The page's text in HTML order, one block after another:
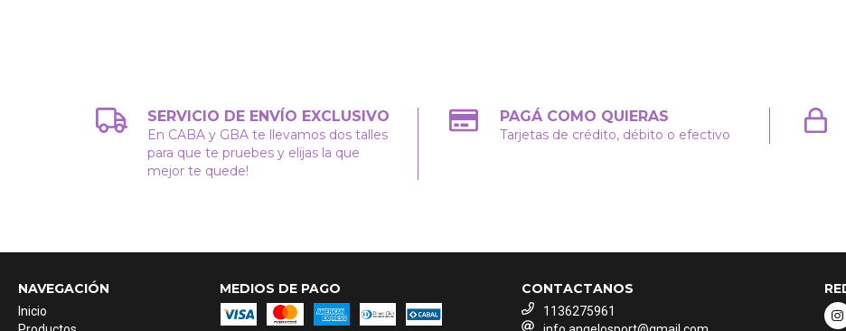
SERVICIO DE ENVÍO EXCLUSIVO
En CABA y GBA te llevamos dos talles
para que te pruebes y elijas la que
mejor te quede!
PAGÁ COMO QUIERAS
Tarjetas de crédito, débito o efectivo
NAVEGACIÓN
Inicio
MEDIOS DE PAGO CONTACTANOS
1136275961